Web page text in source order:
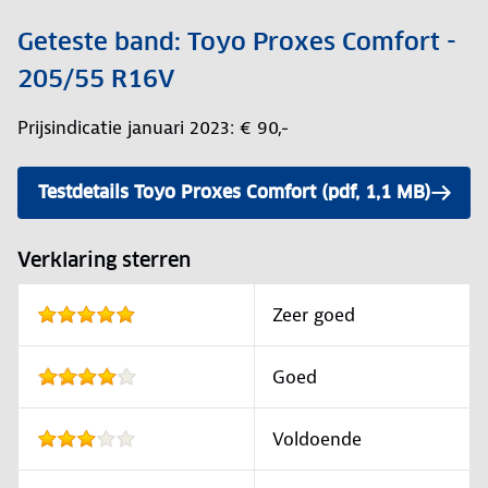
Geteste band: Toyo Proxes Comfort -
205/55 R16V
Prijsindicatie januari 2023: € 90,-
Testdetails Toyo Proxes Comfort (pdf, 1,1 MB)
Verklaring sterren
Zeer goed
Goed
Voldoende